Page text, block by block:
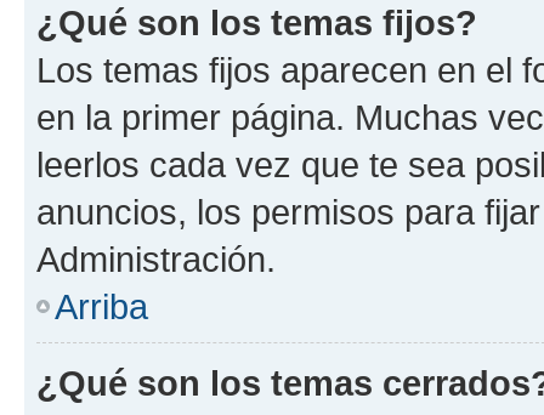
¿Qué son los temas fijos?
Los temas fijos aparecen en el
en la primer página. Muchas
leerlos cada vez que te sea
anuncios, los permisos para
Administración.
Arriba
¿Qué son los temas